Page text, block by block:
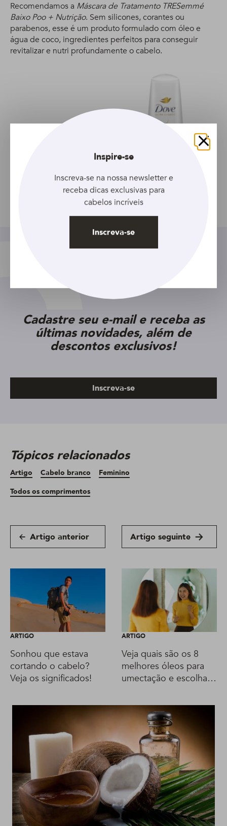
Recomendamos a Máscara de Tratamento TRESemmé
Baixo Poo + Nutrição. Sem silicones, corantes ou
parabenos, esse é um produto formulado com óleo e
água de coco, ingredientes perfeitos para conseguir
revitalizar e nutri profundamente o cabelo.
Largos, fuertes y flexibles
Cadastre seu e-mail e receba as
últimas novidades, além de
descontos exclusivos!
Inscreva-se
Tópicos relacionados
Artigo Cabelo branco
Feminino
Todos os comprimentos
Artigo anterior Artigo seguinte
ARTIGO
Sonhou que estava
cortando o cabelo?
Veja os significados!
ARTIGO
Veja quais são os 8
melhores óleos para
umectação e escolha o
Fechar
Inspire-se
Inscreva-se na nossa newsletter e
receba dicas exclusivas para
cabelos incríveis
Inscreva-se